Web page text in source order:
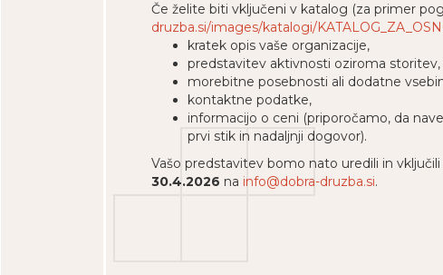
Če želite biti vključeni v katalog (za primer
druzba.si/images/katalogi/
kratek opis vaše organizacije,
predstavitev aktivnosti oziroma
morebitne posebnosti ali dodatne
kontaktne podatke,
informacijo o ceni (priporočamo, da
prvi stik in nadaljnji dogovor).
Vašo predstavitev bomo nato uredili in
30.4.2026 na info@dobra-druzba.si.